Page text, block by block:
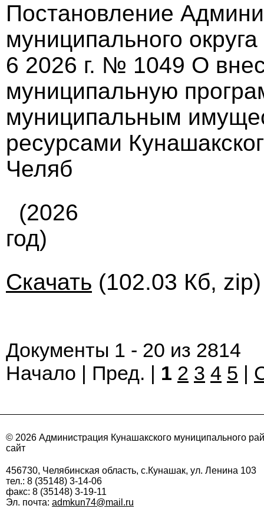
Постановление
муниципального
6 2026 г. № 1049 О
муниципальную
муниципальным
ресурсами
Челяб
(2026
год)
Скачать (102.03 Кб,
Документы 1 - 20 из 2814
Начало | Пред. | 1 2 3 4 5 |
© 2026 Администрация Кунашакского муниципального
сайт
456730, Челябинская область, с.Кунашак, ул. Ленина 103
тел.: 8 (35148) 3-14-06
факс: 8 (35148) 3-19-11
Эл. почта: admkun74@mail.ru